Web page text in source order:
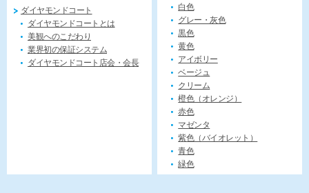
ダイヤモンドコート
ダイヤモンドコートとは
美観へのこだわり
業界初の保証システム
ダイヤモンドコート店会・会長
白色
グレー・灰色
黒色
黄色
アイボリー
ベージュ
クリーム
橙色（オレンジ）
赤色
マゼンタ
紫色（バイオレット）
青色
緑色